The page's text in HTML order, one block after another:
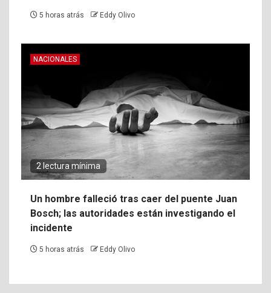
5 horas atrás Eddy Olivo
NACIONALES
2 lectura mínima
Un hombre falleció tras caer del puente Juan
Bosch; las autoridades están investigando el
incidente
5 horas atrás Eddy Olivo